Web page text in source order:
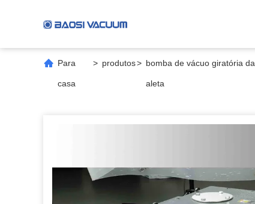
Para
casa
> produtos> bomba de vácuo giratória da
aleta